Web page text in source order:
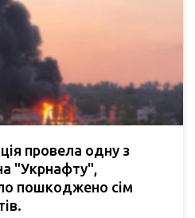
провела одну з
"Укрнафту",
пошкоджено сім